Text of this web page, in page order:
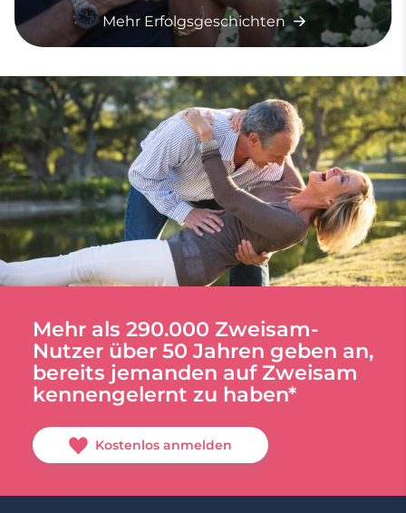
Mehr Erfolgsgeschichten
Mehr als 290.000 Zweisam-
Nutzer über 50 Jahren geben an,
bereits jemanden auf Zweisam
kennengelernt zu haben*
Kostenlos anmelden